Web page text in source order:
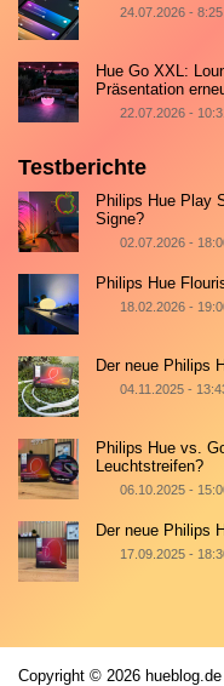
24.07.2026 -
Hue Go XXL:
Präsentation
22.07.2026 -
Testberichte
Philips Hue Play
Signe?
02.07.2026 -
Philips Hue
18.02.2026 -
Der neue Philips
04.11.2025 -
Philips Hue vs.
Leuchtstreifen?
06.10.2025 -
Der neue Philips
17.09.2025 -
Copyright © 2026 hueblog.de